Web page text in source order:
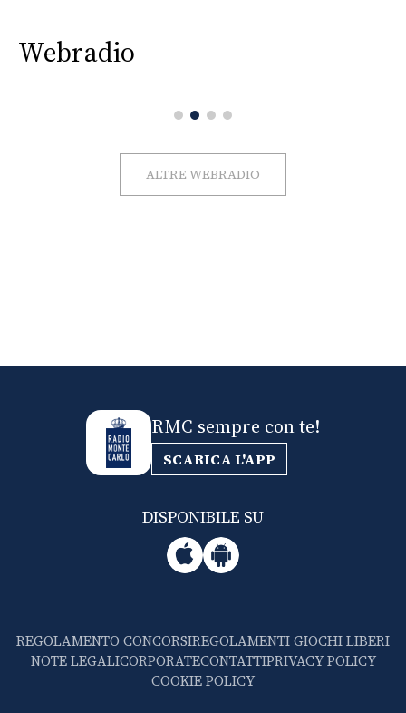
Webradio
ALTRE WEBRADIO
RMC sempre con te!
SCARICA L'APP
DISPONIBILE SU
REGOLAMENTO CONCORSIREGOLAMENTI GIOCHI LIBERI
NOTE LEGALICORPORATECONTATTIPRIVACY POLICY
COOKIE POLICY